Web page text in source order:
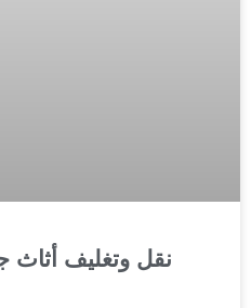
نقل وتغليف أثاث